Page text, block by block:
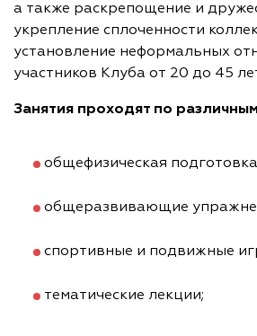
а также раскрепощение и
укрепление сплоченности
установление неформальных
участников Клуба от 20 до 45
Занятия проходят по
общефизическая
общеразвивающие
спортивные и подвижные
тематические лекции;